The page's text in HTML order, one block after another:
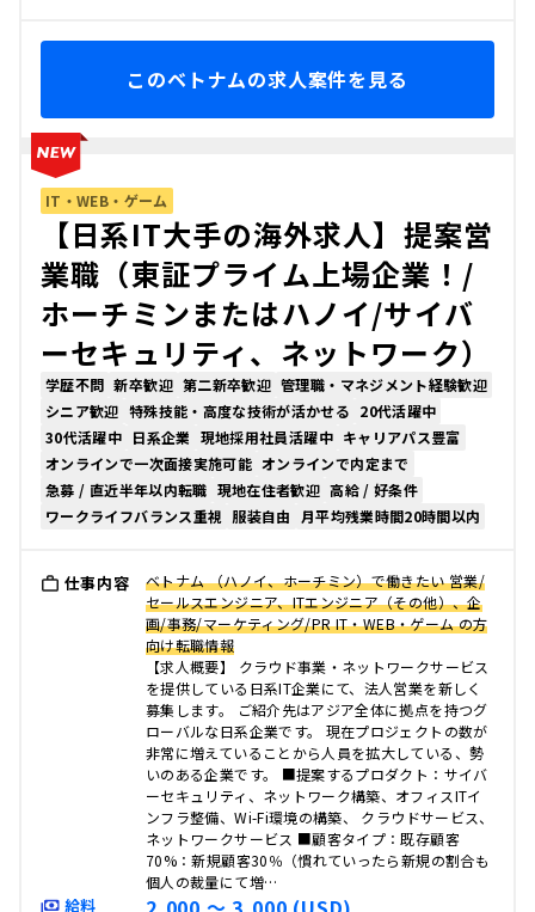
このベトナムの求人案件を見る
IT・WEB・ゲーム
【日系IT大手の海外求人】提案営
業職（東証プライム上場企業！/
ホーチミンまたはハノイ/サイバ
ーセキュリティ、ネットワーク）
学歴不問 新卒歓迎 第二新卒歓迎 管理職・マネジメント経験歓迎
シニア歓迎 特殊技能・高度な技術が活かせる 20代活躍中
30代活躍中 日系企業 現地採用社員活躍中 キャリアパス豊富
オンラインで一次面接実施可能 オンラインで内定まで
急募 / 直近半年以内転職 現地在住者歓迎 高給 / 好条件
ワークライフバランス重視 服装自由 月平均残業時間20時間以内
仕事内容
ベトナム （ハノイ、ホーチミン）で働きたい 営業/
セールスエンジニア、ITエンジニア（その他）、企
画/事務/マーケティング/PR IT・WEB・ゲーム の方
向け転職情報
【求人概要】 クラウド事業・ネットワークサービス
を提供している日系IT企業にて、法人営業を新しく
募集します。 ご紹介先はアジア全体に拠点を持つグ
ローバルな日系企業です。 現在プロジェクトの数が
非常に増えていることから人員を拡大している、勢
いのある企業です。 ■提案するプロダクト：サイバ
ーセキュリティ、ネットワーク構築、オフィスITイ
ンフラ整備、Wi-Fi環境の構築、 クラウドサービス、
ネットワークサービス ■顧客タイプ：既存顧客
70%：新規顧客30％（慣れていったら新規の割合も
個人の裁量にて増…
給料